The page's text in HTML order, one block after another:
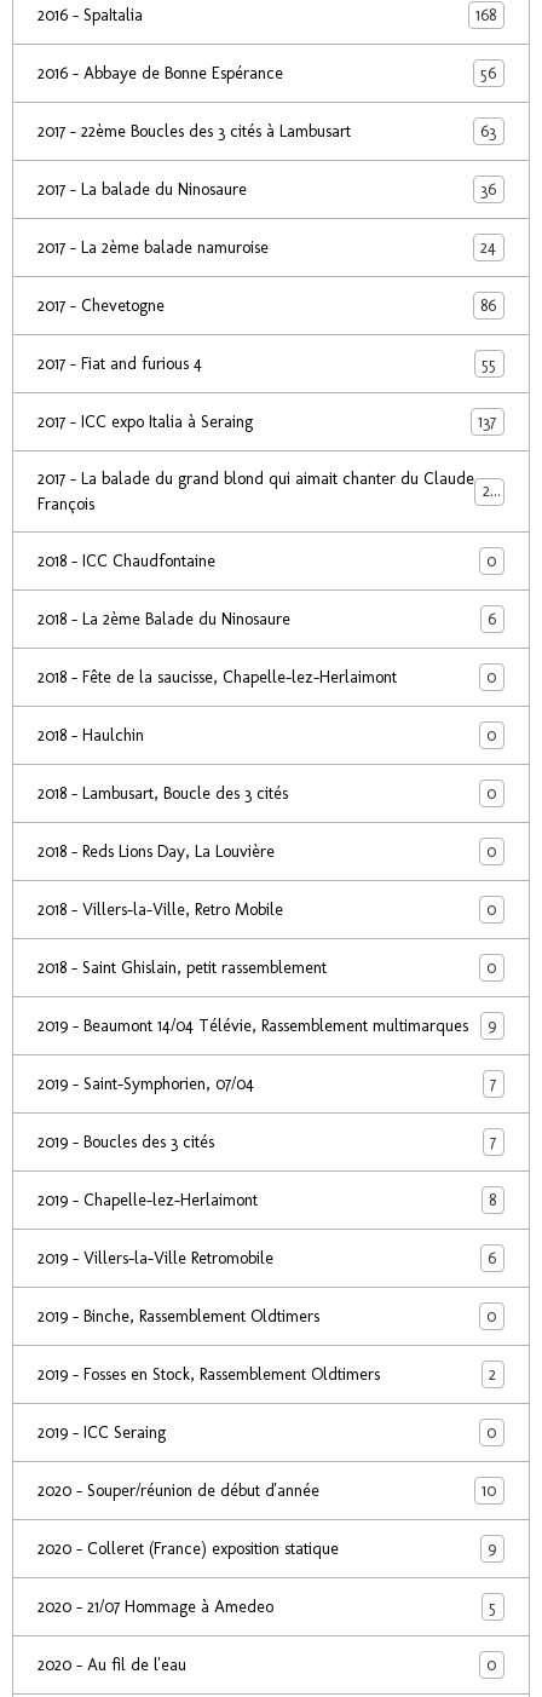
2016 - SpaItalia 168
2016 - Abbaye de Bonne Espérance 56
2017 - 22ème Boucles des 3 cités à Lambusart 63
2017 - La balade du Ninosaure 36
2017 - La 2ème balade namuroise 24
2017 - Chevetogne 86
2017 - Fiat and furious 4 55
2017 - ICC expo Italia à Seraing 137
2017 - La balade du grand blond qui aimait chanter du Claude
François
24
2018 - ICC Chaudfontaine 0
2018 - La 2ème Balade du Ninosaure 6
2018 - Fête de la saucisse, Chapelle-lez-Herlaimont 0
2018 - Haulchin 0
2018 - Lambusart, Boucle des 3 cités 0
2018 - Reds Lions Day, La Louvière 0
2018 - Villers-la-Ville, Retro Mobile 0
2018 - Saint Ghislain, petit rassemblement 0
2019 - Beaumont 14/04 Télévie, Rassemblement multimarques 9
2019 - Saint-Symphorien, 07/04 7
2019 - Boucles des 3 cités 7
2019 - Chapelle-lez-Herlaimont 8
2019 - Villers-la-Ville Retromobile 6
2019 - Binche, Rassemblement Oldtimers 0
2019 - Fosses en Stock, Rassemblement Oldtimers 2
2019 - ICC Seraing 0
2020 - Souper/réunion de début d'année 10
2020 - Colleret (France) exposition statique 9
2020 - 21/07 Hommage à Amedeo 5
2020 - Au fil de l'eau 0